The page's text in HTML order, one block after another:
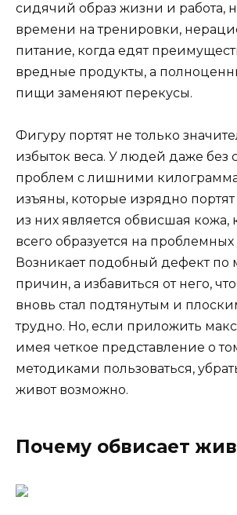
сидячий образ жизни и работа,
времени на тренировки,
питание, когда едят
вредные продукты, а
пищи заменяют перекусы.
Фигуру портят не только
избыток веса. У людей даже без
проблем с лишними
изъяны, которые изрядно
из них является обвисшая кожа,
всего образуется на проблемных
Возникает подобный дефект по
причин, а избавиться от него,
вновь стал подтянутым и
трудно. Но, если приложить
имея четкое представление о
методиками пользоваться,
живот возможно.
Почему обвисает